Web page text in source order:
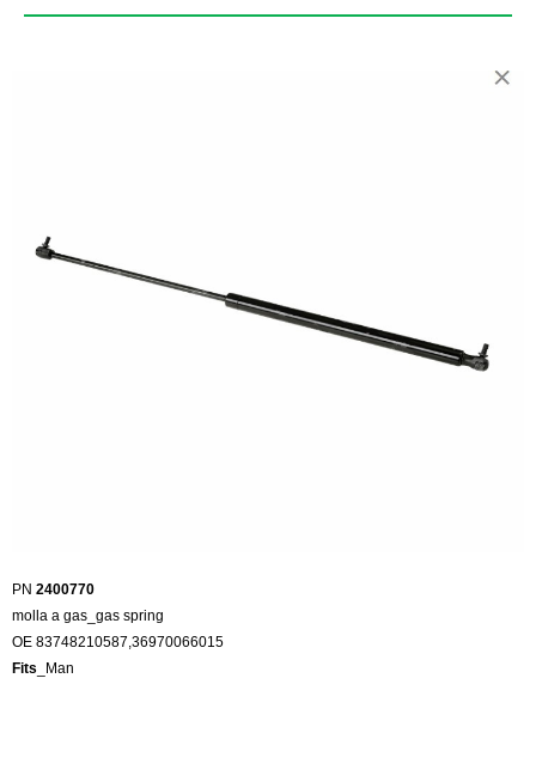
PN 2400770
molla a gas_gas spring
OE 83748210587,36970066015
Fits _Man